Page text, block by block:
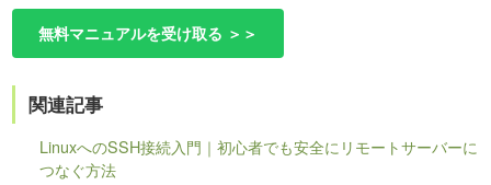
無料マニュアルを受け取る ＞＞
関連記事
LinuxへのSSH接続入門｜初心者でも安全にリモートサーバーに
つなぐ方法